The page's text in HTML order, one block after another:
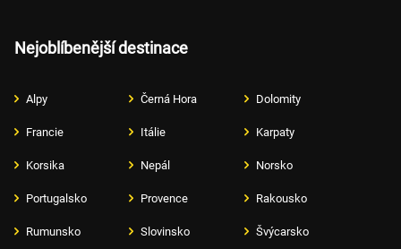
Nejoblíbenější destinace
Alpy Černá Hora Dolomity
Francie Itálie Karpaty
Korsika Nepál Norsko
Portugalsko Provence Rakousko
Rumunsko Slovinsko Švýcarsko